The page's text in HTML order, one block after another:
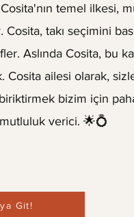
temel ilkesi,
takı seçimini
Aslında Cosita, bu
Cosita ailesi olarak,
bizim için
verici. 🌟💍
Git!